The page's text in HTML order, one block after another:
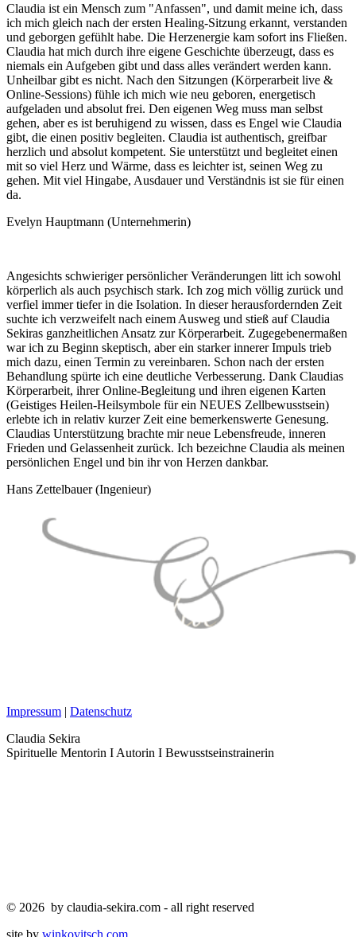
Claudia ist ein Mensch zum "Anfassen", und damit meine ich, dass
ich mich gleich nach der ersten Healing-Sitzung erkannt, verstanden
und geborgen gefühlt habe. Die Herzenergie kam sofort ins Fließen.
Claudia hat mich durch ihre eigene Geschichte überzeugt, dass es
niemals ein Aufgeben gibt und dass alles verändert werden kann.
Unheilbar gibt es nicht. Nach den Sitzungen (Körperarbeit live &
Online-Sessions) fühle ich mich wie neu geboren, energetisch
aufgeladen und absolut frei. Den eigenen Weg muss man selbst
gehen, aber es ist beruhigend zu wissen, dass es Engel wie Claudia
gibt, die einen positiv begleiten. Claudia ist authentisch, greifbar
herzlich und absolut kompetent. Sie unterstützt und begleitet einen
mit so viel Herz und Wärme, dass es leichter ist, seinen Weg zu
gehen. Mit viel Hingabe, Ausdauer und Verständnis ist sie für einen
da.
Evelyn Hauptmann (Unternehmerin)
Angesichts schwieriger persönlicher Veränderungen litt ich sowohl
körperlich als auch psychisch stark. Ich zog mich völlig zurück und
verfiel immer tiefer in die Isolation. In dieser herausfordernden Zeit
suchte ich verzweifelt nach einem Ausweg und stieß auf Claudia
Sekiras ganzheitlichen Ansatz zur Körperarbeit. Zugegebenermaßen
war ich zu Beginn skeptisch, aber ein starker innerer Impuls trieb
mich dazu, einen Termin zu vereinbaren. Schon nach der ersten
Behandlung spürte ich eine deutliche Verbesserung. Dank Claudias
Körperarbeit, ihrer Online-Begleitung und ihren eigenen Karten
(Geistiges Heilen-Heilsymbole für ein NEUES Zellbewusstsein)
erlebte ich in relativ kurzer Zeit eine bemerkenswerte Genesung.
Claudias Unterstützung brachte mir neue Lebensfreude, inneren
Frieden und Gelassenheit zurück. Ich bezeichne Claudia als meinen
persönlichen Engel und bin ihr von Herzen dankbar.
Hans Zettelbauer (Ingenieur)
Impressum | Datenschutz
Claudia Sekira
Spirituelle Mentorin I Autorin I Bewusstseinstrainerin
© 2026 by claudia-sekira.com - all right reserved
site by winkovitsch.com